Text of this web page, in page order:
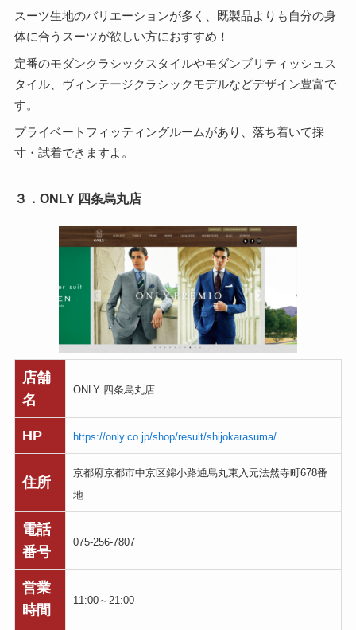
スーツ生地のバリエーションが多く、既製品よりも自分の身
体に合うスーツが欲しい方におすすめ！
定番のモダンクラシックスタイルやモダンブリティッシュス
タイル、ヴィンテージクラシックモデルなどデザイン豊富で
す。
プライベートフィッティングルームがあり、落ち着いて採
寸・試着できますよ。
３．ONLY 四条烏丸店
店舗
名
ONLY 四条烏丸店
HP https://only.co.jp/shop/result/shijokarasuma/
住所
京都府京都市中京区錦小路通烏丸東入元法然寺町678番
地
電話
番号
075-256-7807
営業
時間
11:00～21:00